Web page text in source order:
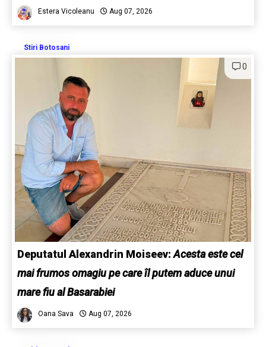
Estera Vicoleanu Aug 07, 2026
Stiri Botosani
0
Deputatul Alexandrin Moiseev:Acesta este cel
mai frumos omagiu pe care îl putem aduce unui
mare fiu al Basarabiei
Oana Sava Aug 07, 2026